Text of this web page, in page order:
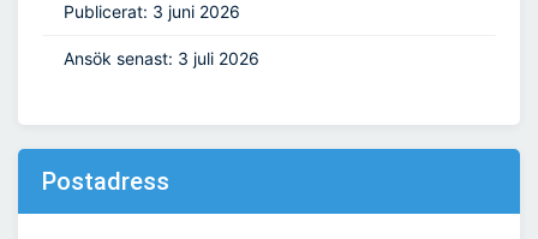
Publicerat: 3 juni 2026
Ansök senast: 3 juli 2026
Postadress